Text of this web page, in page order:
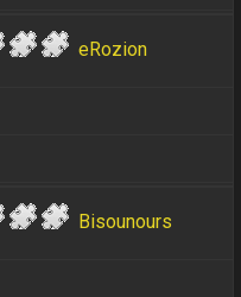
eRozion
Bisounours